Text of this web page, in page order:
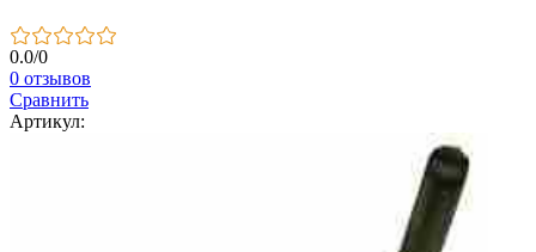
0.0/0
0 отзывов
Сравнить
Артикул: